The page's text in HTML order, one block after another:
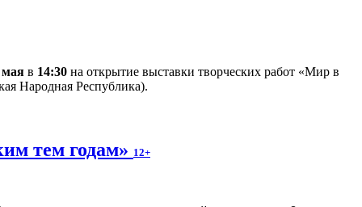
мая в 14:30 на открытие выставки творческих работ «Мир в
Народная Республика).
тем годам» 12+